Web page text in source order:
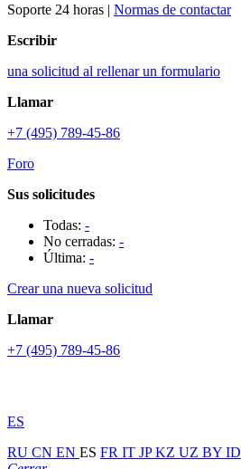
Soporte 24 horas | Normas de contactar
Escribir
una solicitud al rellenar un formulario
Llamar
+7 (495) 789-45-86
Foro
Sus solicitudes
Todas: -
No cerradas: -
Última: -
Crear una nueva solicitud
Llamar
+7 (495) 789-45-86
ES
RU CN EN ES FR IT JPKZ UZ BY ID